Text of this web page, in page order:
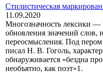
Стилистическая
11.09.2020
Многозначность лексики
обновления зна­чений
переосмысления. Под
писал Н. В. Гоголь,
обнаруживается «бездна
необъятно, как поэт»1.